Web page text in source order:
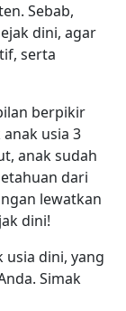
Sebab,
dini, agar
serta
berpikir
usia 3
anak sudah
dari
lewatkan
dini!
usia dini, yang
Simak